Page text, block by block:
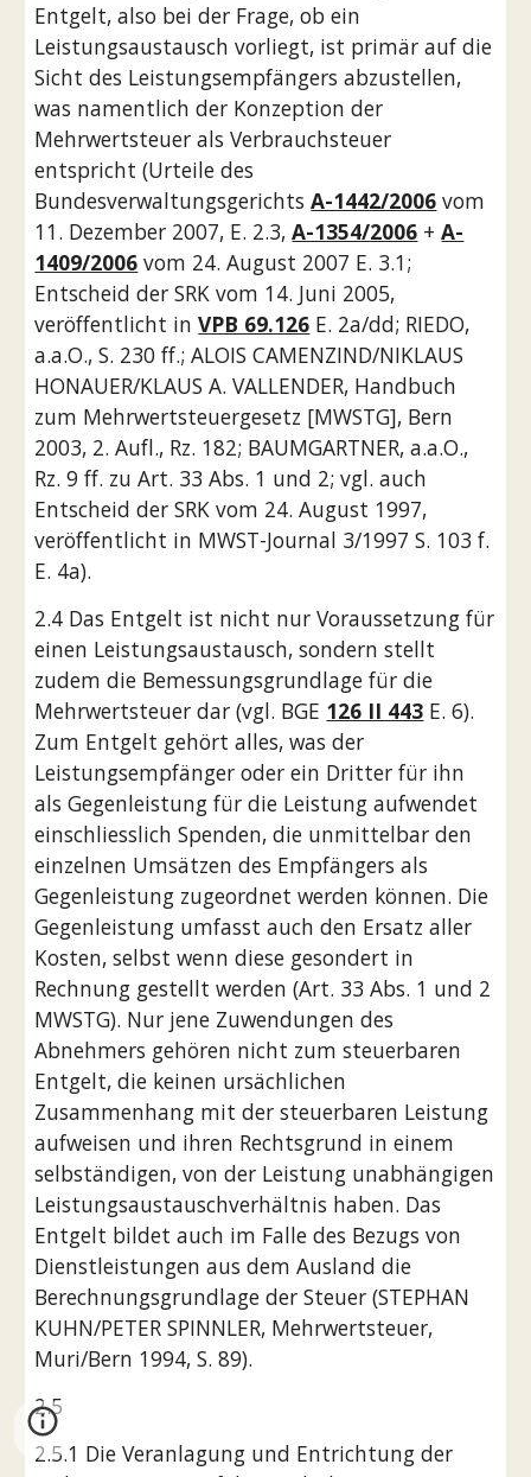
Entgelt, also bei der Frage, ob ein
Leistungsaustausch vorliegt, ist primär auf die
Sicht des Leistungsempfängers abzustellen,
was namentlich der Konzeption der
Mehrwertsteuer als Verbrauchsteuer
entspricht (Urteile des
Bundesverwaltungsgerichts A-1442/2006 vom
11. Dezember 2007, E. 2.3, A-1354/2006 + A-
1409/2006 vom 24. August 2007 E. 3.1;
Entscheid der SRK vom 14. Juni 2005,
veröffentlicht in VPB 69.126 E. 2a/dd; RIEDO,
a.a.O., S. 230 ff.; ALOIS CAMENZIND/NIKLAUS
HONAUER/KLAUS A. VALLENDER, Handbuch
zum Mehrwertsteuergesetz [MWSTG], Bern
2003, 2. Aufl., Rz. 182; BAUMGARTNER, a.a.O.,
Rz. 9 ff. zu Art. 33 Abs. 1 und 2; vgl. auch
Entscheid der SRK vom 24. August 1997,
veröffentlicht in MWST-Journal 3/1997 S. 103 f.
E. 4a).
2.4 Das Entgelt ist nicht nur Voraussetzung für
einen Leistungsaustausch, sondern stellt
zudem die Bemessungsgrundlage für die
Mehrwertsteuer dar (vgl. BGE 126 II 443 E. 6).
Zum Entgelt gehört alles, was der
Leistungsempfänger oder ein Dritter für ihn
als Gegenleistung für die Leistung aufwendet
einschliesslich Spenden, die unmittelbar den
einzelnen Umsätzen des Empfängers als
Gegenleistung zugeordnet werden können. Die
Gegenleistung umfasst auch den Ersatz aller
Kosten, selbst wenn diese gesondert in
Rechnung gestellt werden (Art. 33 Abs. 1 und 2
MWSTG). Nur jene Zuwendungen des
Abnehmers gehören nicht zum steuerbaren
Entgelt, die keinen ursächlichen
Zusammenhang mit der steuerbaren Leistung
aufweisen und ihren Rechtsgrund in einem
selbständigen, von der Leistung unabhängigen
Leistungsaustauschverhältnis haben. Das
Entgelt bildet auch im Falle des Bezugs von
Dienstleistungen aus dem Ausland die
Berechnungsgrundlage der Steuer (STEPHAN
KUHN/PETER SPINNLER, Mehrwertsteuer,
Muri/Bern 1994, S. 89).
2.5
2.5.1 Die Veranlagung und Entrichtung der